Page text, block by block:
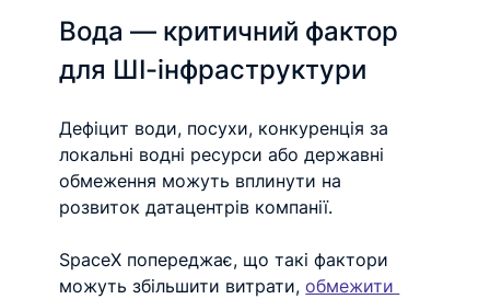
Вода — критичний фактор
для ШІ-інфраструктури
Дефіцит води, посухи, конкуренція за
локальні водні ресурси або державні
обмеження можуть вплинути на
розвиток датацентрів компанії.
SpaceX попереджає, що такі фактори
можуть збільшити витрати, обмежити